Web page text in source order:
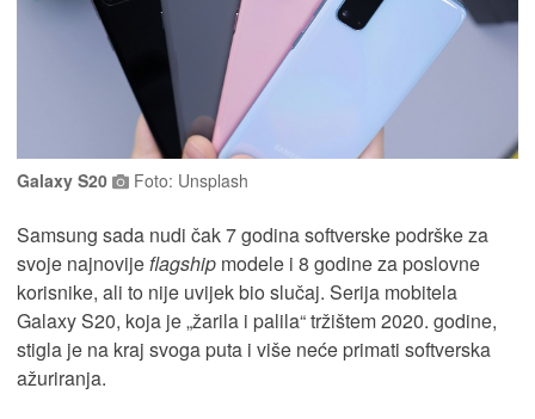
Galaxy S20 Foto: Unsplash
Samsung sada nudi čak 7 godina softverske podrške za
svoje najnovije flagship modele i 8 godine za poslovne
korisnike, ali to nije uvijek bio slučaj. Serija mobitela
Galaxy S20, koja je „žarila i palila“ tržištem 2020. godine,
stigla je na kraj svoga puta i više neće primati softverska
ažuriranja.